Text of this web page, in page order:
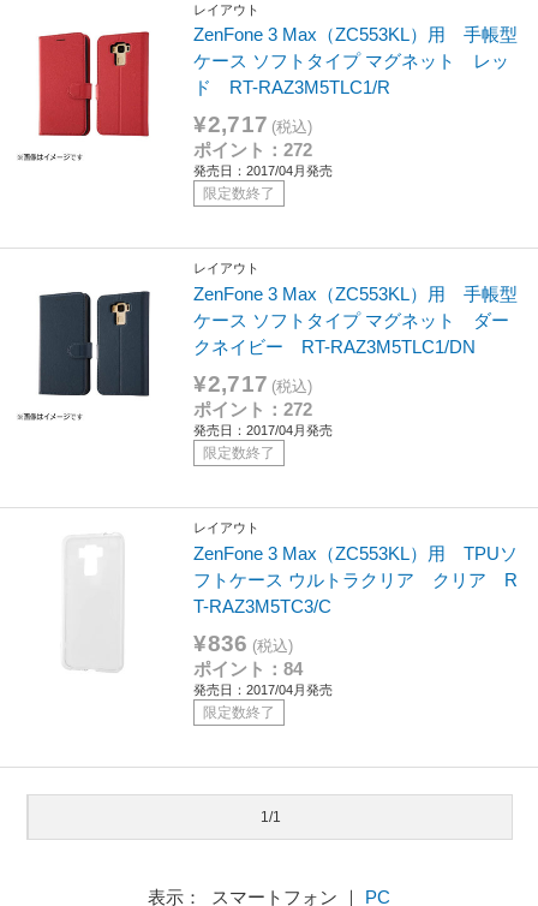
レイアウト
ZenFone 3 Max（ZC553KL）用 手帳型
ケース ソフトタイプ マグネット レッ
ド RT-RAZ3M5TLC1/R
¥2,717 (税込)
ポイント：272
発売日：2017/04月発売
限定数終了
レイアウト
ZenFone 3 Max（ZC553KL）用 手帳型
ケース ソフトタイプ マグネット ダー
クネイビー RT-RAZ3M5TLC1/DN
¥2,717 (税込)
ポイント：272
発売日：2017/04月発売
限定数終了
レイアウト
ZenFone 3 Max（ZC553KL）用 TPUソ
フトケース ウルトラクリア クリア R
T-RAZ3M5TC3/C
¥836 (税込)
ポイント：84
発売日：2017/04月発売
限定数終了
1/1
表示： スマートフォン ｜ PC